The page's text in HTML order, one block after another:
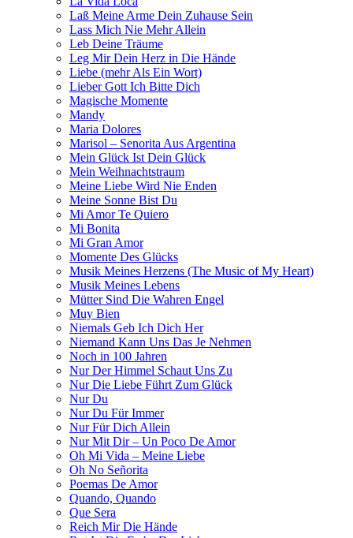
Laß Meine Arme Dein Zuhause Sein
Lass Mich Nie Mehr Allein
Leb Deine Träume
Leg Mir Dein Herz in Die Hände
Liebe (mehr Als Ein Wort)
Lieber Gott Ich Bitte Dich
Magische Momente
Mandy
Maria Dolores
Marisol – Senorita Aus Argentina
Mein Glück Ist Dein Glück
Mein Weihnachtstraum
Meine Liebe Wird Nie Enden
Meine Sonne Bist Du
Mi Amor Te Quiero
Mi Bonita
Mi Gran Amor
Momente Des Glücks
Musik Meines Herzens (The Music of My Heart)
Musik Meines Lebens
Mütter Sind Die Wahren Engel
Muy Bien
Niemals Geb Ich Dich Her
Niemand Kann Uns Das Je Nehmen
Noch in 100 Jahren
Nur Der Himmel Schaut Uns Zu
Nur Die Liebe Führt Zum Glück
Nur Du
Nur Du Für Immer
Nur Für Dich Allein
Nur Mit Dir – Un Poco De Amor
Oh Mi Vida – Meine Liebe
Oh No Señorita
Poemas De Amor
Quando, Quando
Que Sera
Reich Mir Die Hände